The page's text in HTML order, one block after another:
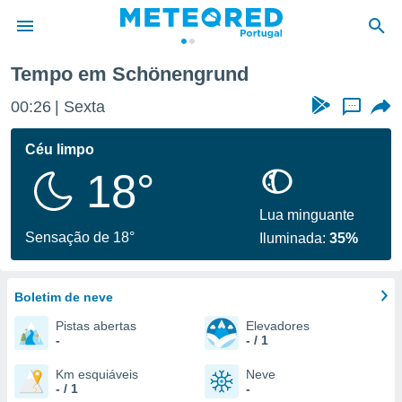
da
foi
fornecidas
a este
das
e
forma
digital
Tempo em Schönengrund
00:26 Sexta ...
Céu limpo
18°
Sensação de 18°
Lua minguante
Iluminada:35%
Boletim de neve
Pistas abertas
-
Elevadores
- / 1
Km esquiáveis
- / 1
Neve
-